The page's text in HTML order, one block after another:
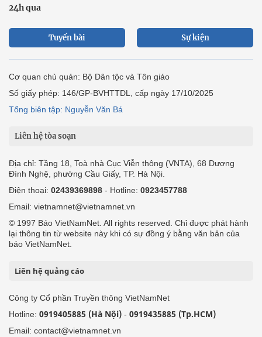
24h qua
Tuyến bài Sự kiện
Cơ quan chủ quản: Bộ Dân tộc và Tôn giáo
Số giấy phép: 146/GP-BVHTTDL, cấp ngày 17/10/2025
Tổng biên tập: Nguyễn Văn Bá
Liên hệ tòa soạn
Địa chỉ: Tầng 18, Toà nhà Cục Viễn thông (VNTA), 68 Dương
Đình Nghệ, phường Cầu Giấy, TP. Hà Nội.
Điện thoại: 02439369898 - Hotline: 0923457788
Email: vietnamnet@vietnamnet.vn
© 1997 Báo VietNamNet. All rights reserved. Chỉ được phát hành
lại thông tin từ website này khi có sự đồng ý bằng văn bản của
báo VietNamNet.
Liên hệ quảng cáo
Công ty Cổ phần Truyền thông VietNamNet
Hotline: 0919405885 (Hà Nội) - 0919435885 (Tp.HCM)
Email: contact@vietnamnet.vn